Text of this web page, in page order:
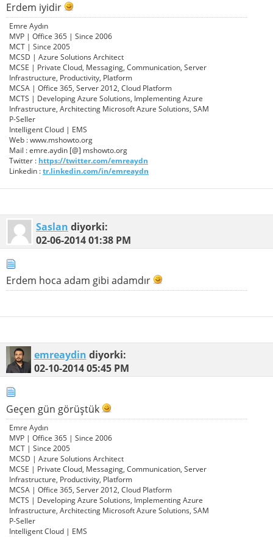
Erdem iyidir
Emre Aydın
MVP | Office 365 | Since 2006
MCT | Since 2005
MCSD | Azure Solutions Architect
MCSE | Private Cloud, Messaging, Communication, Server
Infrastructure, Productivity, Platform
MCSA | Office 365, Server 2012, Cloud Platform
MCTS | Developing Azure Solutions, Implementing Azure
Infrastructure, Architecting Microsoft Azure Solutions, SAM
P-Seller
Intelligent Cloud | EMS
Web : www.mshowto.org
Mail : emre.aydin [@] mshowto.org
Twitter : https://twitter.com/emreaydn
Linkedin :tr.linkedin.com/in/emreaydn
Saslan diyorki:
02-06-201401:38 PM
Erdem hoca adam gibi adamdır
emreaydin diyorki:
02-10-201405:45 PM
Geçen gün görüştük
Emre Aydın
MVP | Office 365 | Since 2006
MCT | Since 2005
MCSD | Azure Solutions Architect
MCSE | Private Cloud, Messaging, Communication, Server
Infrastructure, Productivity, Platform
MCSA | Office 365, Server 2012, Cloud Platform
MCTS | Developing Azure Solutions, Implementing Azure
Infrastructure, Architecting Microsoft Azure Solutions, SAM
P-Seller
Intelligent Cloud | EMS